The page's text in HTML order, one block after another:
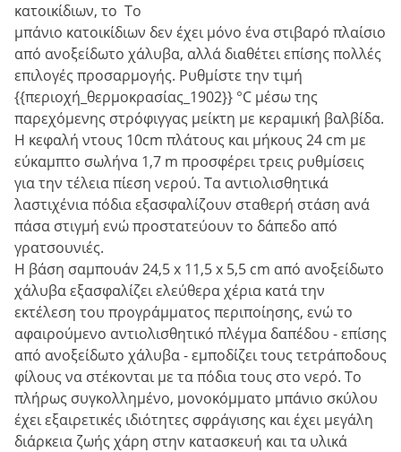
κατοικίδιων, το Το
μπάνιο κατοικίδιων δεν έχει μόνο ένα στιβαρό πλαίσιο
από ανοξείδωτο χάλυβα, αλλά διαθέτει επίσης πολλές
επιλογές προσαρμογής. Ρυθμίστε την τιμή
{{περιοχή_θερμοκρασίας_1902}} °C μέσω της
παρεχόμενης στρόφιγγας μείκτη με κεραμική βαλβίδα.
Η κεφαλή ντους 10cm πλάτους και μήκους 24 cm με
εύκαμπτο σωλήνα 1,7 m προσφέρει τρεις ρυθμίσεις
για την τέλεια πίεση νερού. Τα αντιολισθητικά
λαστιχένια πόδια εξασφαλίζουν σταθερή στάση ανά
πάσα στιγμή ενώ προστατεύουν το δάπεδο από
γρατσουνιές.
Η βάση σαμπουάν 24,5 x 11,5 x 5,5 cm από ανοξείδωτο
χάλυβα εξασφαλίζει ελεύθερα χέρια κατά την
εκτέλεση του προγράμματος περιποίησης, ενώ το
αφαιρούμενο αντιολισθητικό πλέγμα δαπέδου - επίσης
από ανοξείδωτο χάλυβα - εμποδίζει τους τετράποδους
φίλους να στέκονται με τα πόδια τους στο νερό. Το
πλήρως συγκολλημένο, μονοκόμματο μπάνιο σκύλου
έχει εξαιρετικές ιδιότητες σφράγισης και έχει μεγάλη
διάρκεια ζωής χάρη στην κατασκευή και τα υλικά